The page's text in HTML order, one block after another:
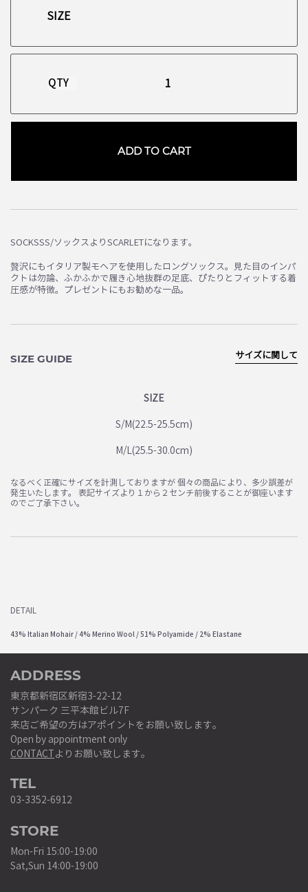
QTY
ADD TO CART
SOCKSSS/ソックスよりSCARLETになります。
贅沢にもイタリア製モヘアを使用したロングソックス。見た目のインパ
クトは勿論、ふかふかで履き心地抜群の足底、ぴたりとフィットする着
圧感が特徴。プレゼントにもお勧めな一品。
SIZE GUIDE
SIZE
S/M(22.5-25.5cm)
M/L(25.5-30.0cm)
サイズに関して
なるべく正確にサイズを計測しておりますが 個々の商品により、多少誤差が
発生いたします。 表記サイズより１から２センチ前後することが御座います
のでご了承下さい。
DETAIL
43% Italian Mohair / 4% Merino Wool / 51% Polyamide / 2% Elastane
ADDRESS
東京都新宿区新宿3-22-12
サンパーク 三平本館ビル7F
来店ご希望の方はアポイントをお願い致します。
Open by appointment only
CONTACTよりお願い致します。
TEL
03-3352-6912
STORE
Mon-Fri 15:00-19:00
Sat,Sun 14:00-19:00